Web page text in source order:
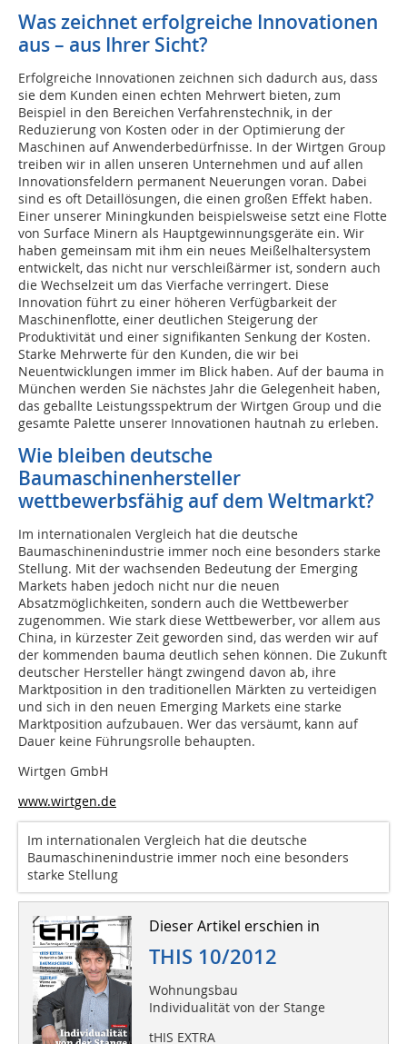
Was zeichnet erfolgreiche Innovationen
aus – aus Ihrer Sicht?
Erfolgreiche Innovationen zeichnen sich dadurch aus, dass
sie dem Kunden einen echten Mehrwert bieten, zum
Beispiel in den Bereichen Verfahrenstechnik, in der
Reduzierung von Kosten oder in der Optimierung der
Maschinen auf Anwenderbedürfnisse. In der Wirtgen Group
treiben wir in allen unseren Unternehmen und auf allen
Innovationsfeldern permanent Neuerungen voran. Dabei
sind es oft Detaillösungen, die einen großen Effekt haben.
Einer unserer Miningkunden beispielsweise setzt eine Flotte
von Surface Minern als Hauptgewinnungsgeräte ein. Wir
haben gemeinsam mit ihm ein neues Meißelhaltersystem
entwickelt, das nicht nur verschleißärmer ist, sondern auch
die Wechselzeit um das Vierfache verringert. Diese
Innovation führt zu einer höheren Verfügbarkeit der
Maschinenflotte, einer deutlichen Steigerung der
Produktivität und einer signifikanten Senkung der Kosten.
Starke Mehrwerte für den Kunden, die wir bei
Neuentwicklungen immer im Blick haben. Auf der bauma in
München werden Sie nächstes Jahr die Gelegenheit haben,
das geballte Leistungsspektrum der Wirtgen Group und die
gesamte Palette unserer Innovationen hautnah zu erleben.
Wie bleiben deutsche
Baumaschinenhersteller
wettbewerbsfähig auf dem Weltmarkt?
Im internationalen Vergleich hat die deutsche
Baumaschinenindustrie immer noch eine besonders starke
Stellung. Mit der wachsenden Bedeutung der Emerging
Markets haben jedoch nicht nur die neuen
Absatzmöglichkeiten, sondern auch die Wettbewerber
zugenommen. Wie stark diese Wettbewerber, vor allem aus
China, in kürzester Zeit geworden sind, das werden wir auf
der kommenden bauma deutlich sehen können. Die Zukunft
deutscher Hersteller hängt zwingend davon ab, ihre
Marktposition in den traditionellen Märkten zu verteidigen
und sich in den neuen Emerging Markets eine starke
Marktposition aufzubauen. Wer das versäumt, kann auf
Dauer keine Führungsrolle behaupten.
Wirtgen GmbH
www.wirtgen.de
Im internationalen Vergleich hat die deutsche
Baumaschinenindustrie immer noch eine besonders
starke Stellung
Dieser Artikel erschien in
THIS 10/2012
Wohnungsbau
Individualität von der Stange
tHIS EXTRA